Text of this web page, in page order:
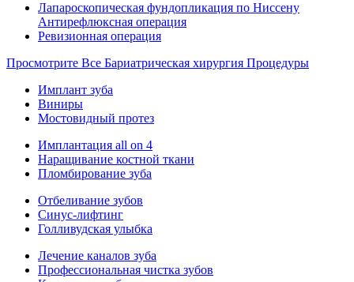
Лапароскопическая фундопликация по Ниссену
Антирефлюксная операция
Ревизионная операция
Просмотрите Все Бариатрическая хирургия Процедуры
Имплант зуба
Виниры
Мостовидный протез
Имплантация all on 4
Наращивание костной ткани
Пломбирование зуба
Отбеливание зубов
Синус-лифтинг
Голливудская улыбка
Лечение каналов зуба
Профессиональная чистка зубов